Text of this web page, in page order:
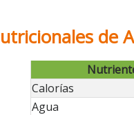
de
Calorías
Agua